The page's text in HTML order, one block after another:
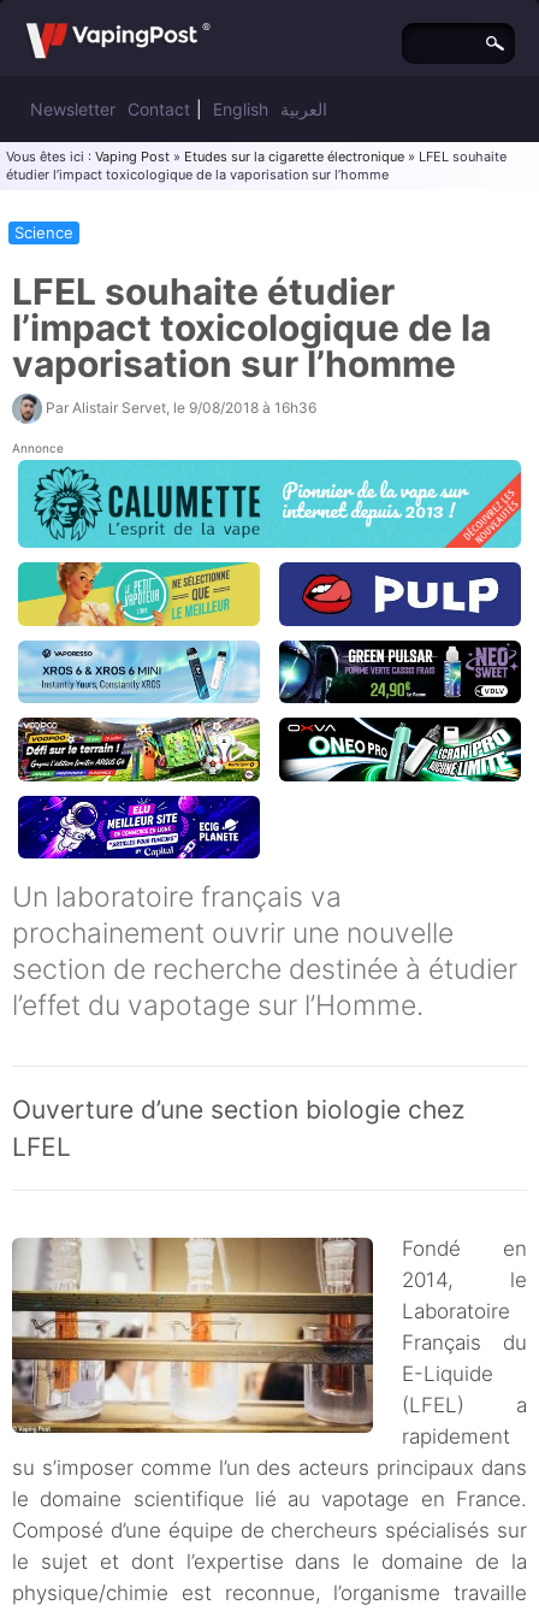
Newsletter Contact English العربية
Vous êtes ici : Vaping Post » Etudes sur la cigarette électronique » LFEL souhaite
étudier l’impact toxicologique de la vaporisation sur l’homme
Science
LFEL souhaite étudier
l’impact toxicologique de la
vaporisation sur l’homme
Par Alistair Servet , le 9/08/2018 à 16h36
Annonce
Un laboratoire français va
prochainement ouvrir une nouvelle
section de recherche destinée à étudier
l’effet du vapotage sur l’Homme.
Ouverture d’une section biologie chez
LFEL
Fondé en
2014, le
Laboratoire
Français du
E-Liquide
(LFEL) a
rapidement
su s’imposer comme l’un des acteurs principaux dans
le domaine scientifique lié au vapotage en France.
Composé d’une équipe de chercheurs spécialisés sur
le sujet et dont l’expertise dans le domaine de la
physique/chimie est reconnue, l’organisme travaille